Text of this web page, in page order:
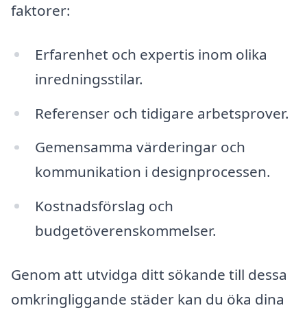
faktorer:
Erfarenhet och expertis inom olika
inredningsstilar.
Referenser och tidigare arbetsprover.
Gemensamma värderingar och
kommunikation i designprocessen.
Kostnadsförslag och
budgetöverenskommelser.
Genom att utvidga ditt sökande till dessa
omkringliggande städer kan du öka dina